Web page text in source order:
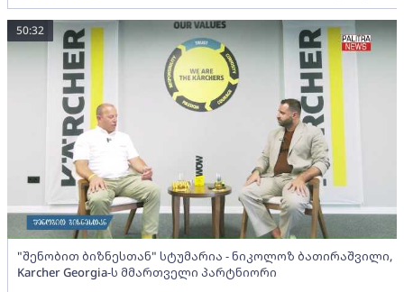
"შენობით ბიზნესთან" სტუმარია - ნიკოლოზ ბათირაშვილი,
Karcher Georgia-ს მმართველი პარტნიორი
50:32